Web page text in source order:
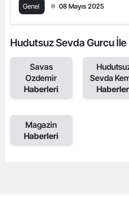
Genel 08 Mayıs 2025
Hudutsuz Sevda Gurcu İle
Savas
Ozdemir
Haberleri
Sevda
Magazin
Haberleri